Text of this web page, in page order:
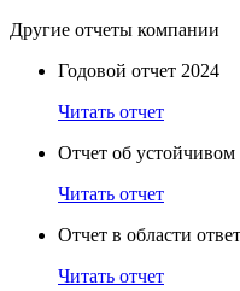
Другие отчеты компании
Годовой отчет 2024
Читать отчет
Отчет об устойчивом
Читать отчет
Отчет в области
Читать отчет